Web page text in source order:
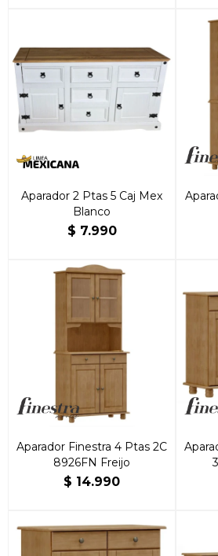
Aparador 2 Ptas 5 Caj Mex
Blanco
$ 7.990
Aparador Finestra 4 Ptas 2C
8926FN Freijo
$ 14.990